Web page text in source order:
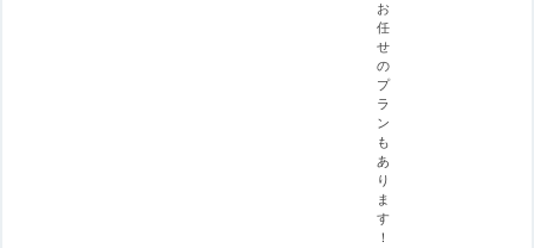
お
任
せ
の
プ
ラ
ン
も
あ
り
ま
す
！